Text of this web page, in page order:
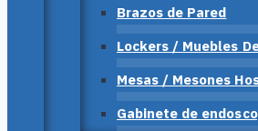
Brazos de Pared
Lockers / Muebles
Mesas / Mesones
Gabinete de